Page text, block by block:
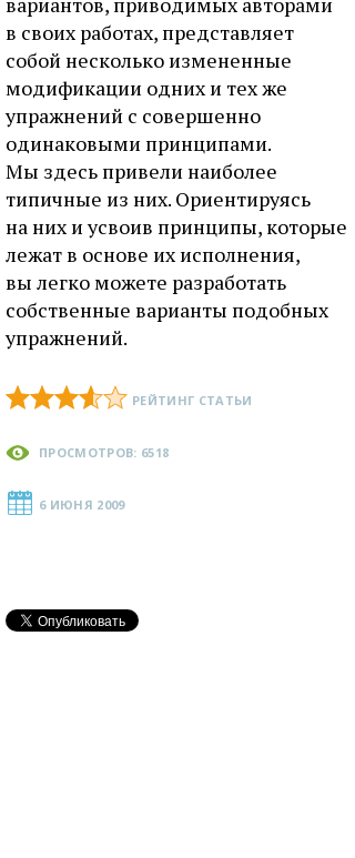
в своих работах, представляет
собой несколько измененные
модификации одних и тех же
упражнений с совершенно
одинаковыми принципами.
Мы здесь привели наиболее
типичные из них. Ориентируясь
на них и усвоив принципы, которые
лежат в основе их исполнения,
вы легко можете разработать
собственные варианты подобных
упражнений.
РЕЙТИНГ СТАТЬИ
ПРОСМОТРОВ: 6518
6 ИЮНЯ 2009